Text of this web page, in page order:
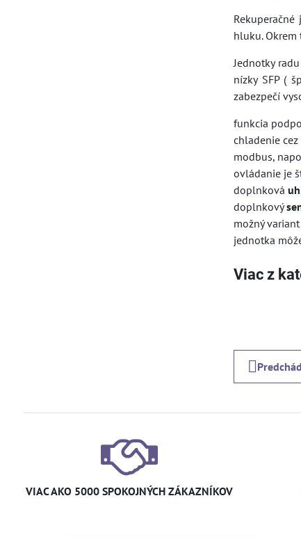
hluku.
Jednotky
nízky SFP (
zabezpečí
funkcia
chladenie
modbus,
ovládanie je
doplnková
doplnkový
možný
jednotka
Viac z
VIAC AKO 5000 SPOKOJNÝCH ZÁKAZNÍKOV